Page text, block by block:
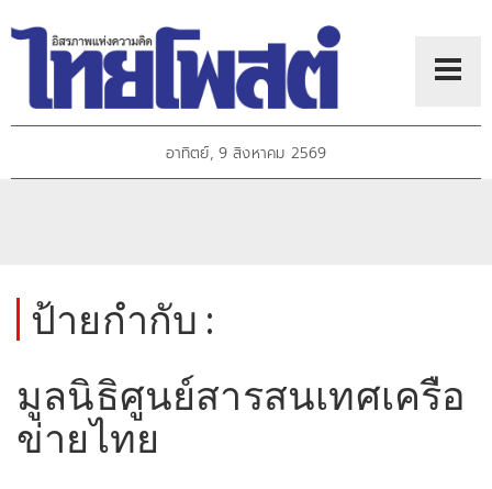
อาทิตย์, 9 สิงหาคม 2569
ป้ายกำกับ :
มูลนิธิศูนย์สารสนเทศเครือ
ข่ายไทย